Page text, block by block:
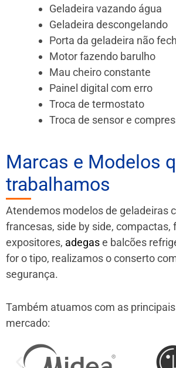
Geladeira vazando água
Geladeira descongelando
Porta da geladeira não
Motor fazendo barulho
Mau cheiro constante
Painel digital com erro
Troca de termostato
Troca de sensor e
Marcas e Modelos
trabalhamos
Atendemos modelos de geladeiras
francesas, side by side, compactas,
expositores, adegase balcões
for o tipo, realizamos o conserto
segurança.
Também atuamos com as
mercado: